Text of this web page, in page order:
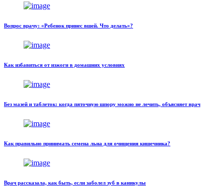
Вопрос врачу: «Ребенок принес вшей. Что делать»?
Как избавиться от изжоги в домашних условиях
Без мазей и таблеток: когда пяточную шпору можно не лечить, объясняет врач
Как правильно принимать семена льна для очищения кишечника?
Врач рассказала, как быть, если заболел зуб в каникулы